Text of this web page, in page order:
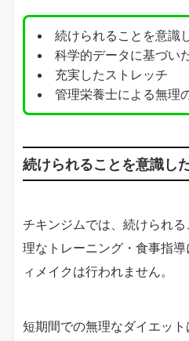
続けられることを意識
科学的データに基づい
充実したストレッチ
管理栄養士による無理
続けられることを意識し
チキンジムでは、続けられ
理なトレーニング・食事指
ィメイクは行われません。
短期間での無理なダイエッ